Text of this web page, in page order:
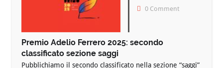
0 Comment
Premio Adelio Ferrero 2025: secondo
classificato sezione saggi
Pubblichiamo il secondo classificato nella sezione “saggi”